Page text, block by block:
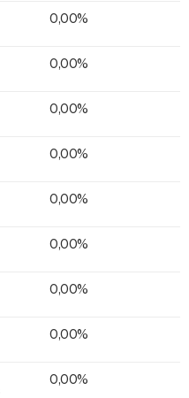
0,00%
0,00%
0,00%
0,00%
0,00%
0,00%
0,00%
0,00%
0,00%